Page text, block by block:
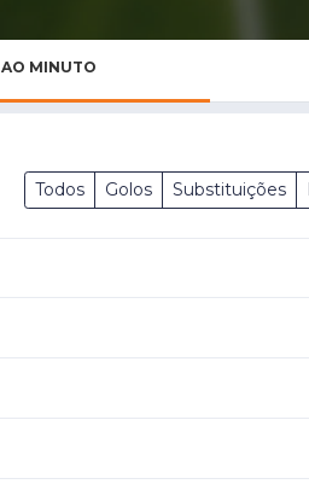
AO MINUTO
Todos Golos Substituições